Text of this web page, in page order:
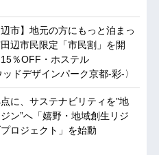
辺市】地元の方にもっと泊まっ
辺市民限定「市民割」を開
％OFF・ホステル
ドデザインパーク京都-彩-〉
に、サステナビリティを”地
ン”へ「嬉野・地域創生リジ
ロジェクト」を始動